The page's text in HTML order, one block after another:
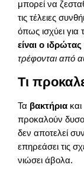
μπορεί να
τις τέλειες
όπως ισχύει για
είναι ο
τρέφονται από
Τι
Τα βακτήρια
προκαλούν
δεν αποτελεί
επηρεάσει τις
νιώσει άβολα.